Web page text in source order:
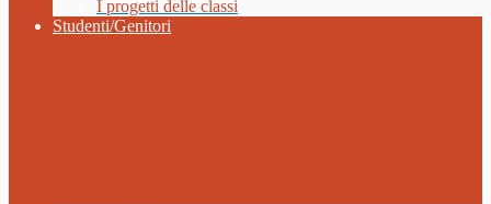
I progetti delle classi
Studenti/Genitori